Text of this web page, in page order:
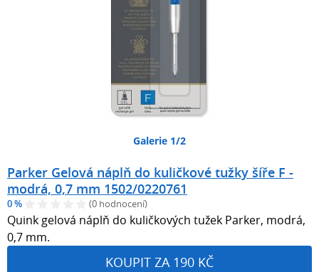
Galerie 1/2
Parker Gelová náplň do kuličkové tužky šíře F -
modrá, 0,7 mm 1502/0220761
0 % (0 hodnocení)
Quink gelová náplň do kuličkových tužek Parker, modrá,
0,7 mm.
KOUPIT ZA 190 KČ